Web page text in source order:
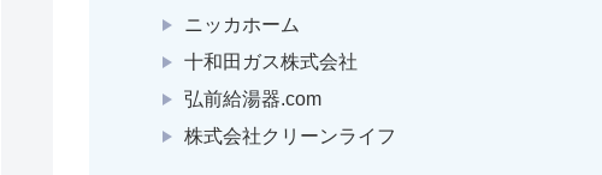
ニッカホーム
十和田ガス株式会社
弘前給湯器.com
株式会社クリーンライフ